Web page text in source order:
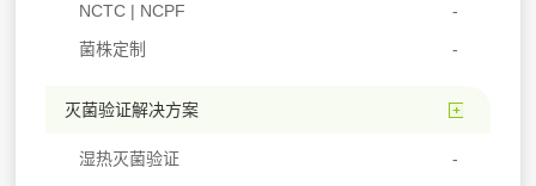
NCTC | NCPF
菌株定制
灭菌验证解决方案
湿热灭菌验证